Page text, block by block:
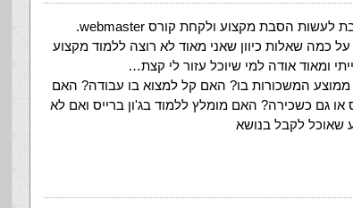
שלום, שמי מיכל ואני חושבת לעשות הסבת מקצוע ולקחת קורס webmaster.
כמה שאלות כיוון שאני מאוד לא רוצה ללמוד מקצוע
ומאוד אודה למי שיוכל עזור לי קצת…
ממוצע המשכורות בו? האם קל למצוא בו עבודה? האם
גם כשכירה? האם מומלץ ללמוד בג'ון ברייס ואם לא
שאוכל לקבל בנושא